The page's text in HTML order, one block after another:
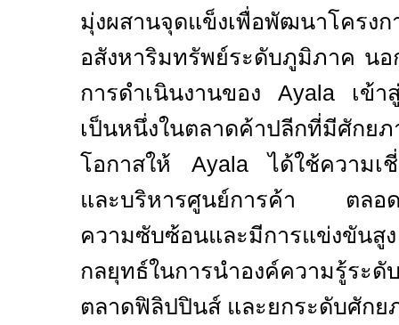
มุ่งผสานจุดแข็งเพื่อพัฒนาโครงก
อสังหาริมทรัพย์ระดับภูมิภาค นอ
การดำเนินงานของ Ayala เข้า
เป็นหนึ่งในตลาดค้าปลีกที่มีศัก
โอกาสให้ Ayalaได้ใช้ความ
และบริหารศูนย์การค้า ตลอด
ความซับซ้อนและมีการแข่งขันสู
กลยุทธ์ในการนำองค์ความรู้ระ
ตลาดฟิลิปปินส์ และยกระดับศักย